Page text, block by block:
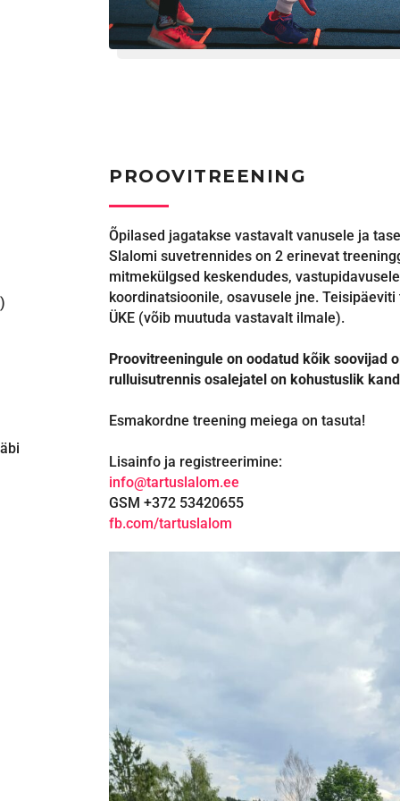
PROOVITREENING
Õpilased jagatakse vastavalt vanusele ja
Slalomi suvetrennides on 2 erinevat
mitmekülgsed keskendudes,
koordinatsioonile, osavusele jne.
ÜKE (võib muutuda vastavalt ilmale).
Proovitreeningule on oodatud kõik soovijad
rulluisutrennis osalejatel on kohustuslik
Esmakordne treening meiega on tasuta!
Lisainfo ja registreerimine:
info@tartuslalom.ee
GSM +372 53420655
fb.com/tartuslalom